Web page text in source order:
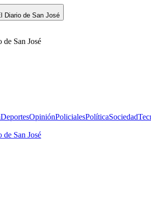
Diario de San José
San José
DeportesOpiniónPolicialesPolíticaSociedad
San José